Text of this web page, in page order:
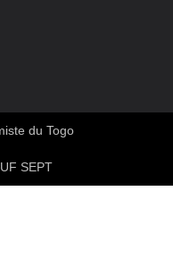
du Togo
SEPT